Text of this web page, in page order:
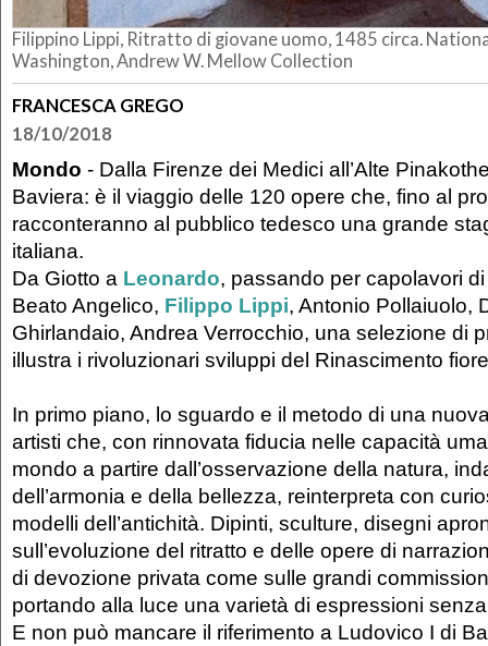
Filippino Lippi, Ritratto di giovane uomo, 1485 circa.
Washington, Andrew W. Mellow Collection
FRANCESCA GREGO
18/10/2018
Mondo - Dalla Firenze dei Medici all’Alte
Baviera: è il viaggio delle 120 opere che, fino al
racconteranno al pubblico tedesco una grande
italiana.
Da Giotto a Leonardo, passando per capolavori
Beato Angelico, Filippo Lippi, Antonio Pollaiuolo,
Ghirlandaio, Andrea Verrocchio, una selezione di
illustra i rivoluzionari sviluppi del Rinascimento
In primo piano, lo sguardo e il metodo di una
artisti che, con rinnovata fiducia nelle capacità
mondo a partire dall’osservazione della natura,
dell’armonia e della bellezza, reinterpreta con
modelli dell’antichità. Dipinti, sculture, disegni
sull’evoluzione del ritratto e delle opere di
di devozione privata come sulle grandi
portando alla luce una varietà di espressioni
E non può mancare il riferimento a Ludovico I di